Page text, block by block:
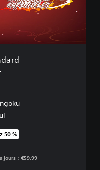
au prix d'origine de €59,99
50 %
jours : €59,99